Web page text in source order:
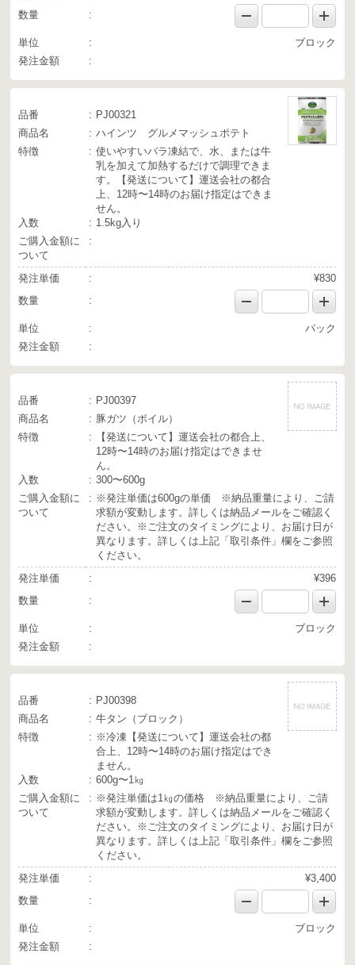
数量
単位
ブロック
発注金額
品番
PJ00321
商品名
ハインツ グルメマッシュポテト
特徴
使いやすいバラ凍結で、水、または牛
乳を加えて加熱するだけで調理できま
す。【発送について】運送会社の都合
上、12時〜14時のお届け指定はできま
せん。
入数
1.5kg入り
ご購入金額に
ついて
発注単価
¥830
数量
単位
パック
発注金額
品番
PJ00397
商品名
豚ガツ（ボイル）
特徴
【発送について】運送会社の都合上、
12時〜14時のお届け指定はできませ
ん。
入数
300〜600g
ご購入金額に
ついて
※発注単価は600gの単価 ※納品重量により、ご請
求額が変動します。詳しくは納品メールをご確認く
ださい。※ご注文のタイミングにより、お届け日が
異なります。詳しくは上記「取引条件」欄をご参照
ください。
発注単価
¥396
数量
単位
ブロック
発注金額
品番
PJ00398
商品名
牛タン（ブロック）
特徴
※冷凍【発送について】運送会社の都
合上、12時〜14時のお届け指定はでき
ません。
入数
600g〜1㎏
ご購入金額に
ついて
※発注単価は1㎏の価格 ※納品重量により、ご請
求額が変動します。詳しくは納品メールをご確認く
ださい。※ご注文のタイミングにより、お届け日が
異なります。詳しくは上記「取引条件」欄をご参照
ください。
発注単価
¥3,400
数量
単位
ブロック
発注金額